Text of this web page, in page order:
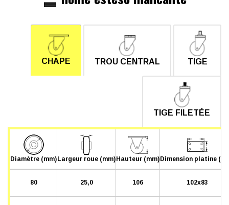
CHAPE TROU CENTRAL TIGE
TIGE FILETÉE
Diamètre (mm) Largeur roue (mm) Hauteur (mm) Dimension platine
80 25,0 106 102x83